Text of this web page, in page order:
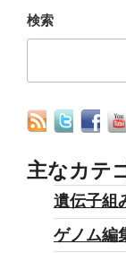
ョ
検索
主なカテ
遺伝子組
ゲノム編